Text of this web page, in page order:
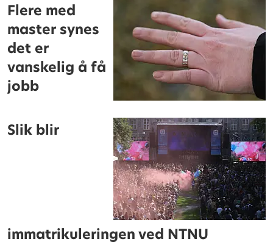
Flere med
master synes
det er
vanskelig å få
jobb
Slik blir
immatrikuleringen ved NTNU